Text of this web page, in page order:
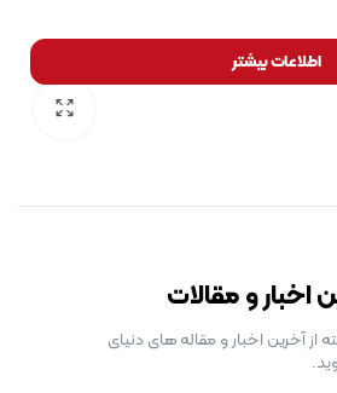
اطلاعات بیشتر
و مقالات
آخرین اخبار و مقاله های دنیای